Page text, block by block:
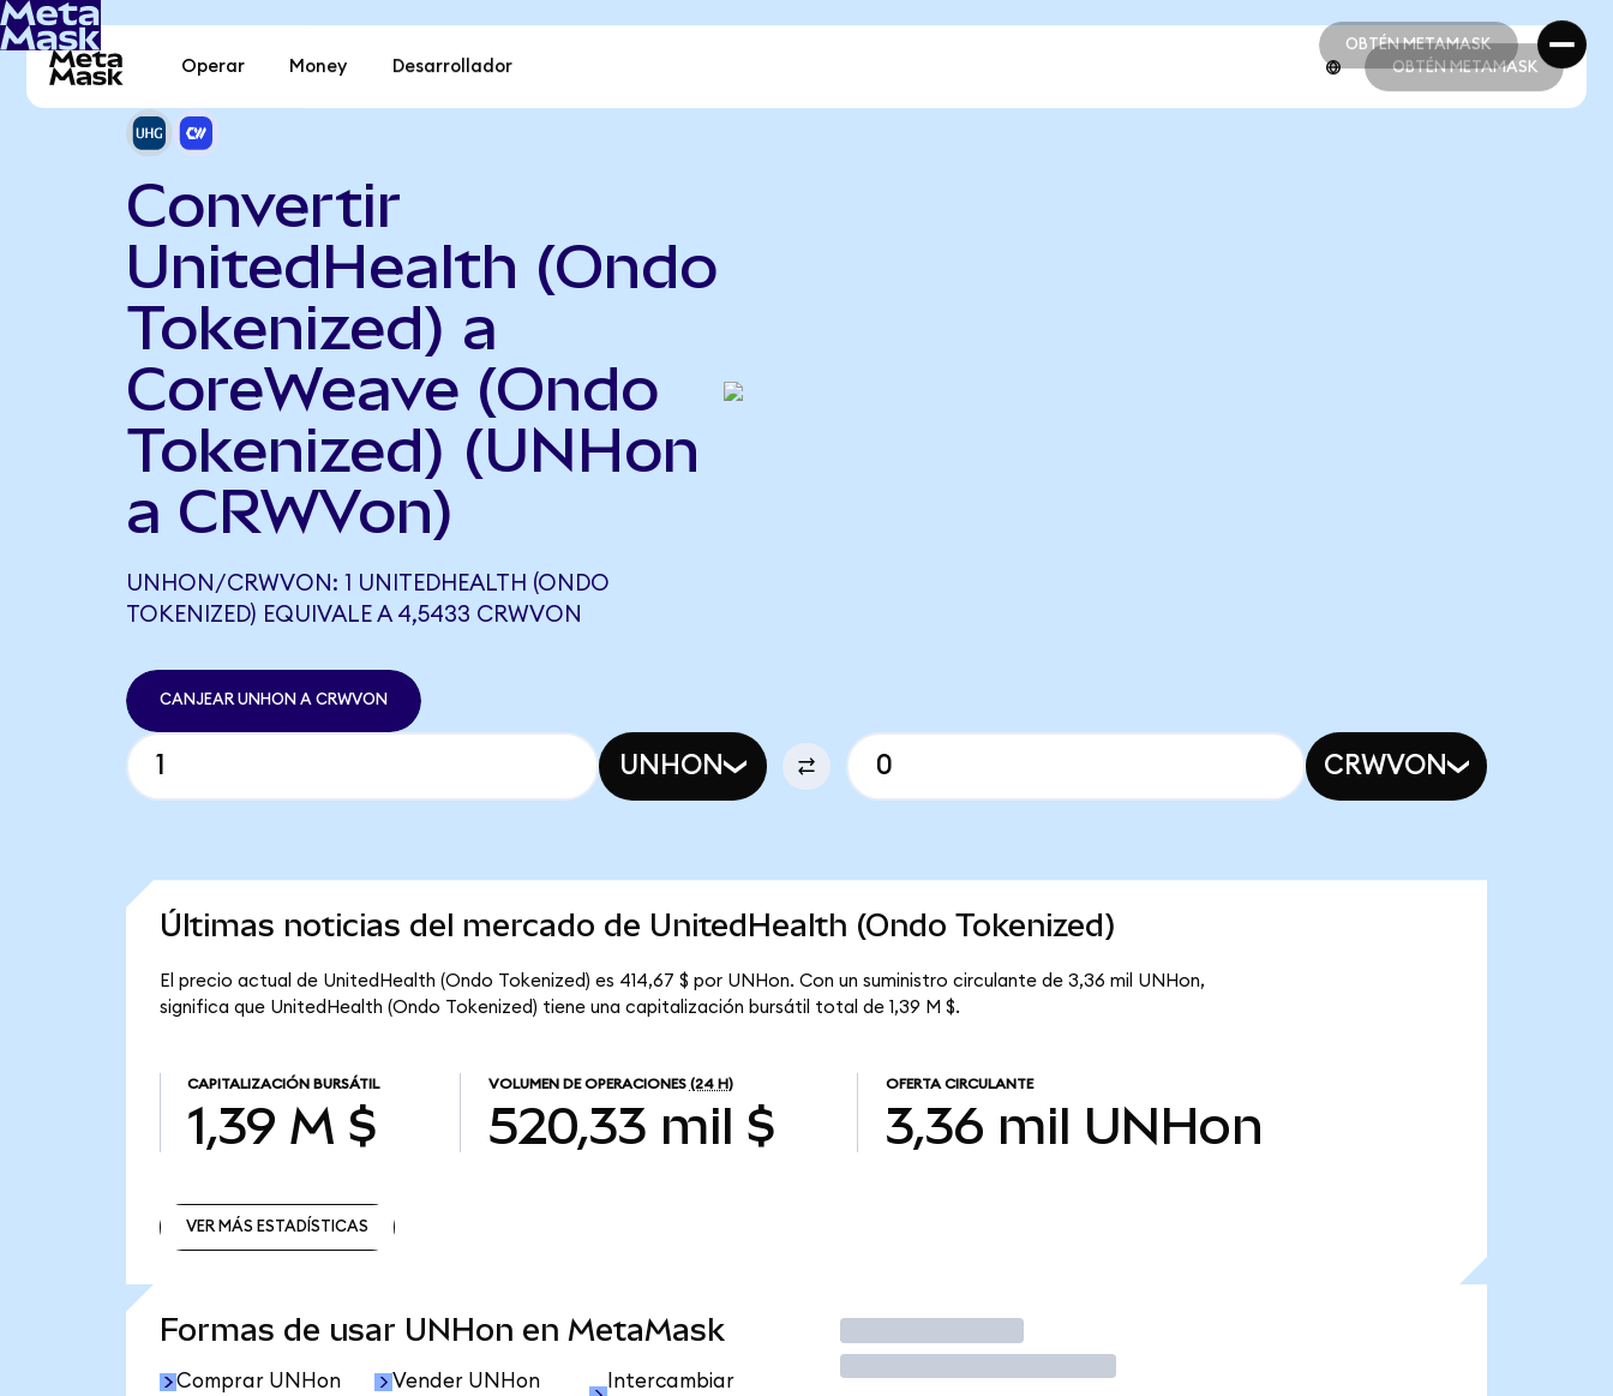
OBTÉN METAMASK
OBTÉN METAMASK
Operar Money Desarrollador OBTÉN METAMASK
Convertir
UnitedHealth (Ondo
Tokenized) a
CoreWeave (Ondo
Tokenized) (UNHon
a CRWVon)
UNHON/CRWVON: 1 UNITEDHEALTH (ONDO
TOKENIZED) EQUIVALE A 4,5433 CRWVON
CANJEAR UNHON A CRWVON
UNHON CRWVON
Últimas noticias del mercado de UnitedHealth (Ondo Tokenized)
El precio actual de UnitedHealth (Ondo Tokenized) es 414,67 $ por UNHon. Con un suministro circulante de 3,36 mil UNHon,
significa que UnitedHealth (Ondo Tokenized) tiene una capitalización bursátil total de 1,39 M $.
CAPITALIZACIÓN BURSÁTIL
1,39 M $
VOLUMEN DE OPERACIONES (24 H)
520,33 mil $
OFERTA CIRCULANTE
3,36 mil UNHon
VER MÁS ESTADÍSTICAS
Formas de usar UNHon en MetaMask
Comprar UNHon Vender UNHon
Intercambiar
Operar